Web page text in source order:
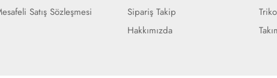
Satış Sözleşmesi
Sipariş Takip
Hakkımızda
Triko